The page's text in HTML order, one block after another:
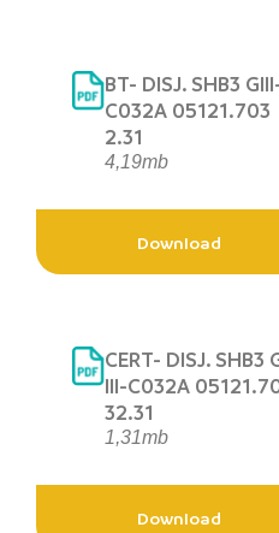
BT- DISJ. SHB3
C032A 05121.703
2.31
4,19mb
Download
CERT- DISJ. SHB3
III-C032A
32.31
1,31mb
Download